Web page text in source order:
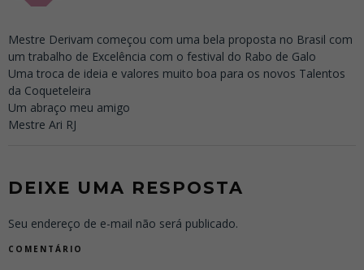
Mestre Derivam começou com uma bela proposta no Brasil com
um trabalho de Excelência com o festival do Rabo de Galo
Uma troca de ideia e valores muito boa para os novos Talentos
da Coqueteleira
Um abraço meu amigo
Mestre Ari RJ
DEIXE UMA RESPOSTA
Seu endereço de e-mail não será publicado.
COMENTÁRIO